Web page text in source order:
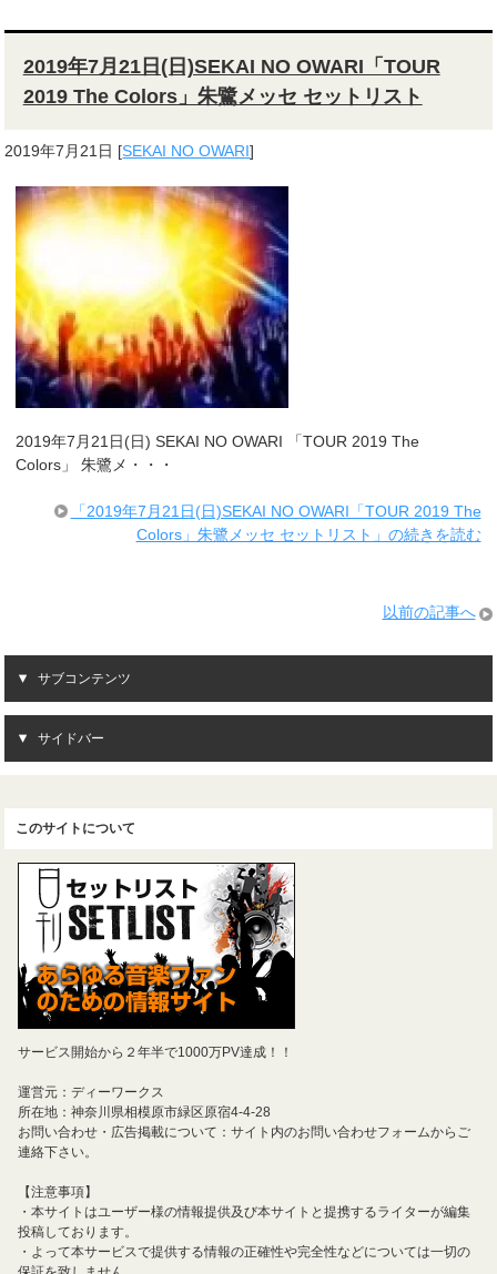
2019年7月21日(日)SEKAI NO OWARI「TOUR
2019 The Colors」朱鷺メッセ セットリスト
2019年7月21日 [SEKAI NO OWARI]
2019年7月21日(日) SEKAI NO OWARI 「TOUR 2019 The
Colors」 朱鷺メ・・・
「2019年7月21日(日)SEKAI NO OWARI「TOUR 2019 The
Colors」朱鷺メッセ セットリスト」の続きを読む
以前の記事へ
サブコンテンツ
サイドバー
このサイトについて
サービス開始から２年半で1000万PV達成！！
運営元：ディーワークス
所在地：神奈川県相模原市緑区原宿4-4-28
お問い合わせ・広告掲載について：サイト内のお問い合わせフォームからご
連絡下さい。
【注意事項】
・本サイトはユーザー様の情報提供及び本サイトと提携するライターが編集
投稿しております。
・よって本サービスで提供する情報の正確性や完全性などについては一切の